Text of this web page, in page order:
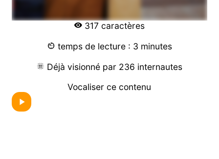
317 caractères
temps de lecture : 3 minutes
Déjà visionné par 236 internautes
Vocaliser ce contenu